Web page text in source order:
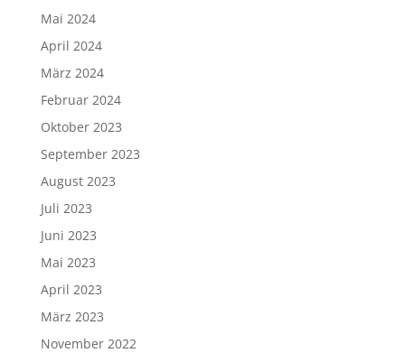
Mai 2024
April 2024
März 2024
Februar 2024
Oktober 2023
September 2023
August 2023
Juli 2023
Juni 2023
Mai 2023
April 2023
März 2023
November 2022